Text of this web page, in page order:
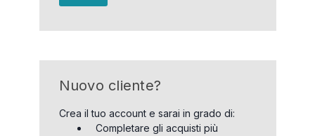
Nuovo cliente?
Crea il tuo account e sarai in grado di:
Completare gli acquisti più